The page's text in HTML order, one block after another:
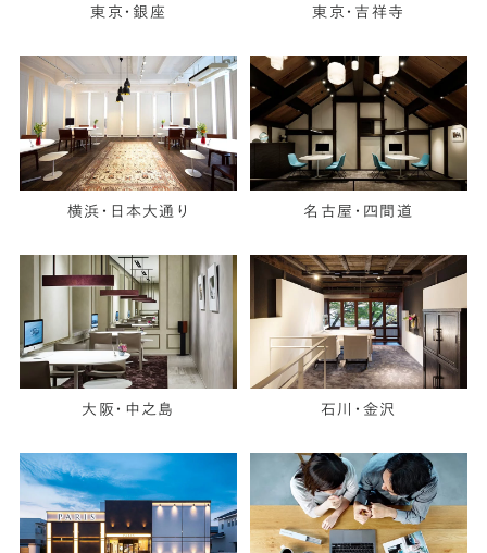
東京・銀座 東京・吉祥寺
横浜・日本大通り 名古屋・四間道
大阪・中之島 石川・金沢